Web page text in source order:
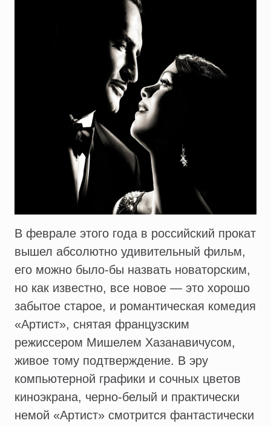
В феврале этого года в российский прокат
вышел абсолютно удивительный фильм,
его можно было-бы назвать новаторским,
но как известно, все новое — это хорошо
забытое старое, и романтическая комедия
«Артист», снятая французским
режиссером Мишелем Хазанавичусом,
живое тому подтверждение. В эру
компьютерной графики и сочных цветов
киноэкрана, черно-белый и практически
немой «Артист» смотрится фантастически